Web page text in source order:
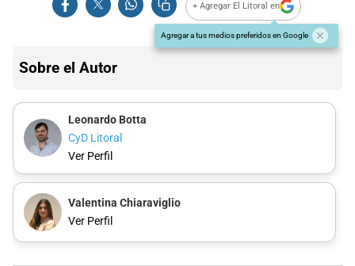
+ Agregar El Litoral en
Agregar a tus medios preferidos en Google
Sobre el Autor
Leonardo Botta
CyD Litoral
Ver Perfil
Valentina Chiaraviglio
Ver Perfil